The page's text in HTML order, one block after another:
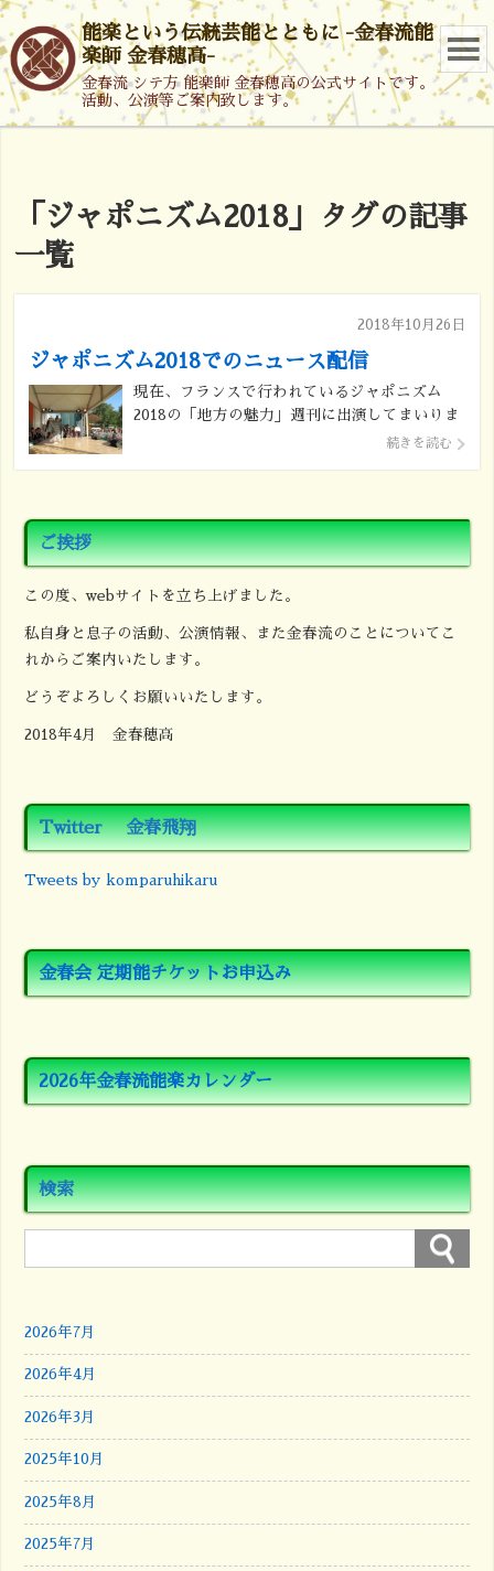
能楽という伝統芸能とともに -金春流能
楽師 金春穂高-
金春流 シテ方 能楽師 金春穂高の公式サイトです。
活動、公演等ご案内致します。
「 ジャポニズム2018 」タグの記事
一覧
2018年10月26日
ジャポニズム2018でのニュース配信
現在、フランスで行われているジャポニズム
2018の「地方の魅力」週刊に出演してまいりま
した。 その時のニュース映像が配信されていた
続きを読む
ご挨拶
この度、webサイトを立ち上げました。
私自身と息子の活動、公演情報、また金春流のことについてこ
れからご案内いたします。
どうぞよろしくお願いいたします。
2018年4月 金春穂高
Twitter 金春飛翔
Tweets by komparuhikaru
金春会 定期能チケットお申込み
2026年金春流能楽カレンダー
検索
2026年7月
2026年4月
2026年3月
2025年10月
2025年8月
2025年7月